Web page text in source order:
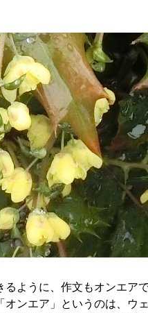
ように、作文もオンエア
オンエア」というのは、ウ